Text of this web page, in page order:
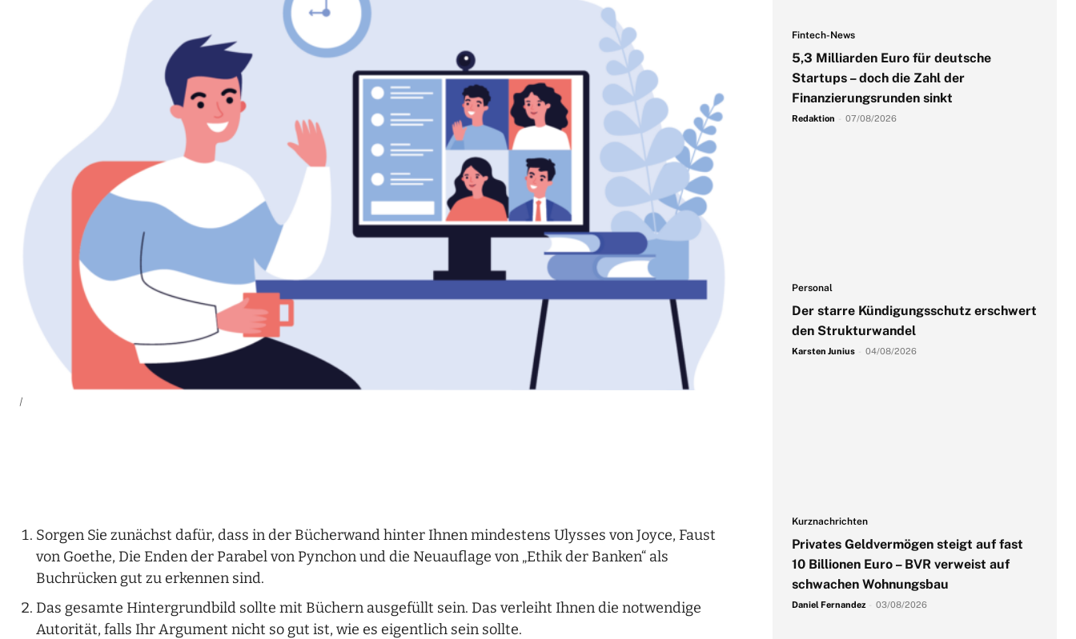
|
Sorgen Sie zunächst dafür, dass in der Bücherwand hinter Ihnen mindestens Ulysses von Joyce, Faust
von Goethe, Die Enden der Parabel von Pynchon und die Neuauflage von „Ethik der Banken“ als
Buchrücken gut zu erkennen sind.
Das gesamte Hintergrundbild sollte mit Büchern ausgefüllt sein. Das verleiht Ihnen die notwendige
Autorität, falls Ihr Argument nicht so gut ist, wie es eigentlich sein sollte.
Fintech-News
5,3 Milliarden Euro für deutsche
Startups – doch die Zahl der
Finanzierungsrunden sinkt
Redaktion 07/08/2026
Personal
Der starre Kündigungsschutz erschwert
den Strukturwandel
Karsten Junius 04/08/2026
Kurznachrichten
Privates Geldvermögen steigt auf fast
10 Billionen Euro – BVR verweist auf
schwachen Wohnungsbau
Daniel Fernandez 03/08/2026